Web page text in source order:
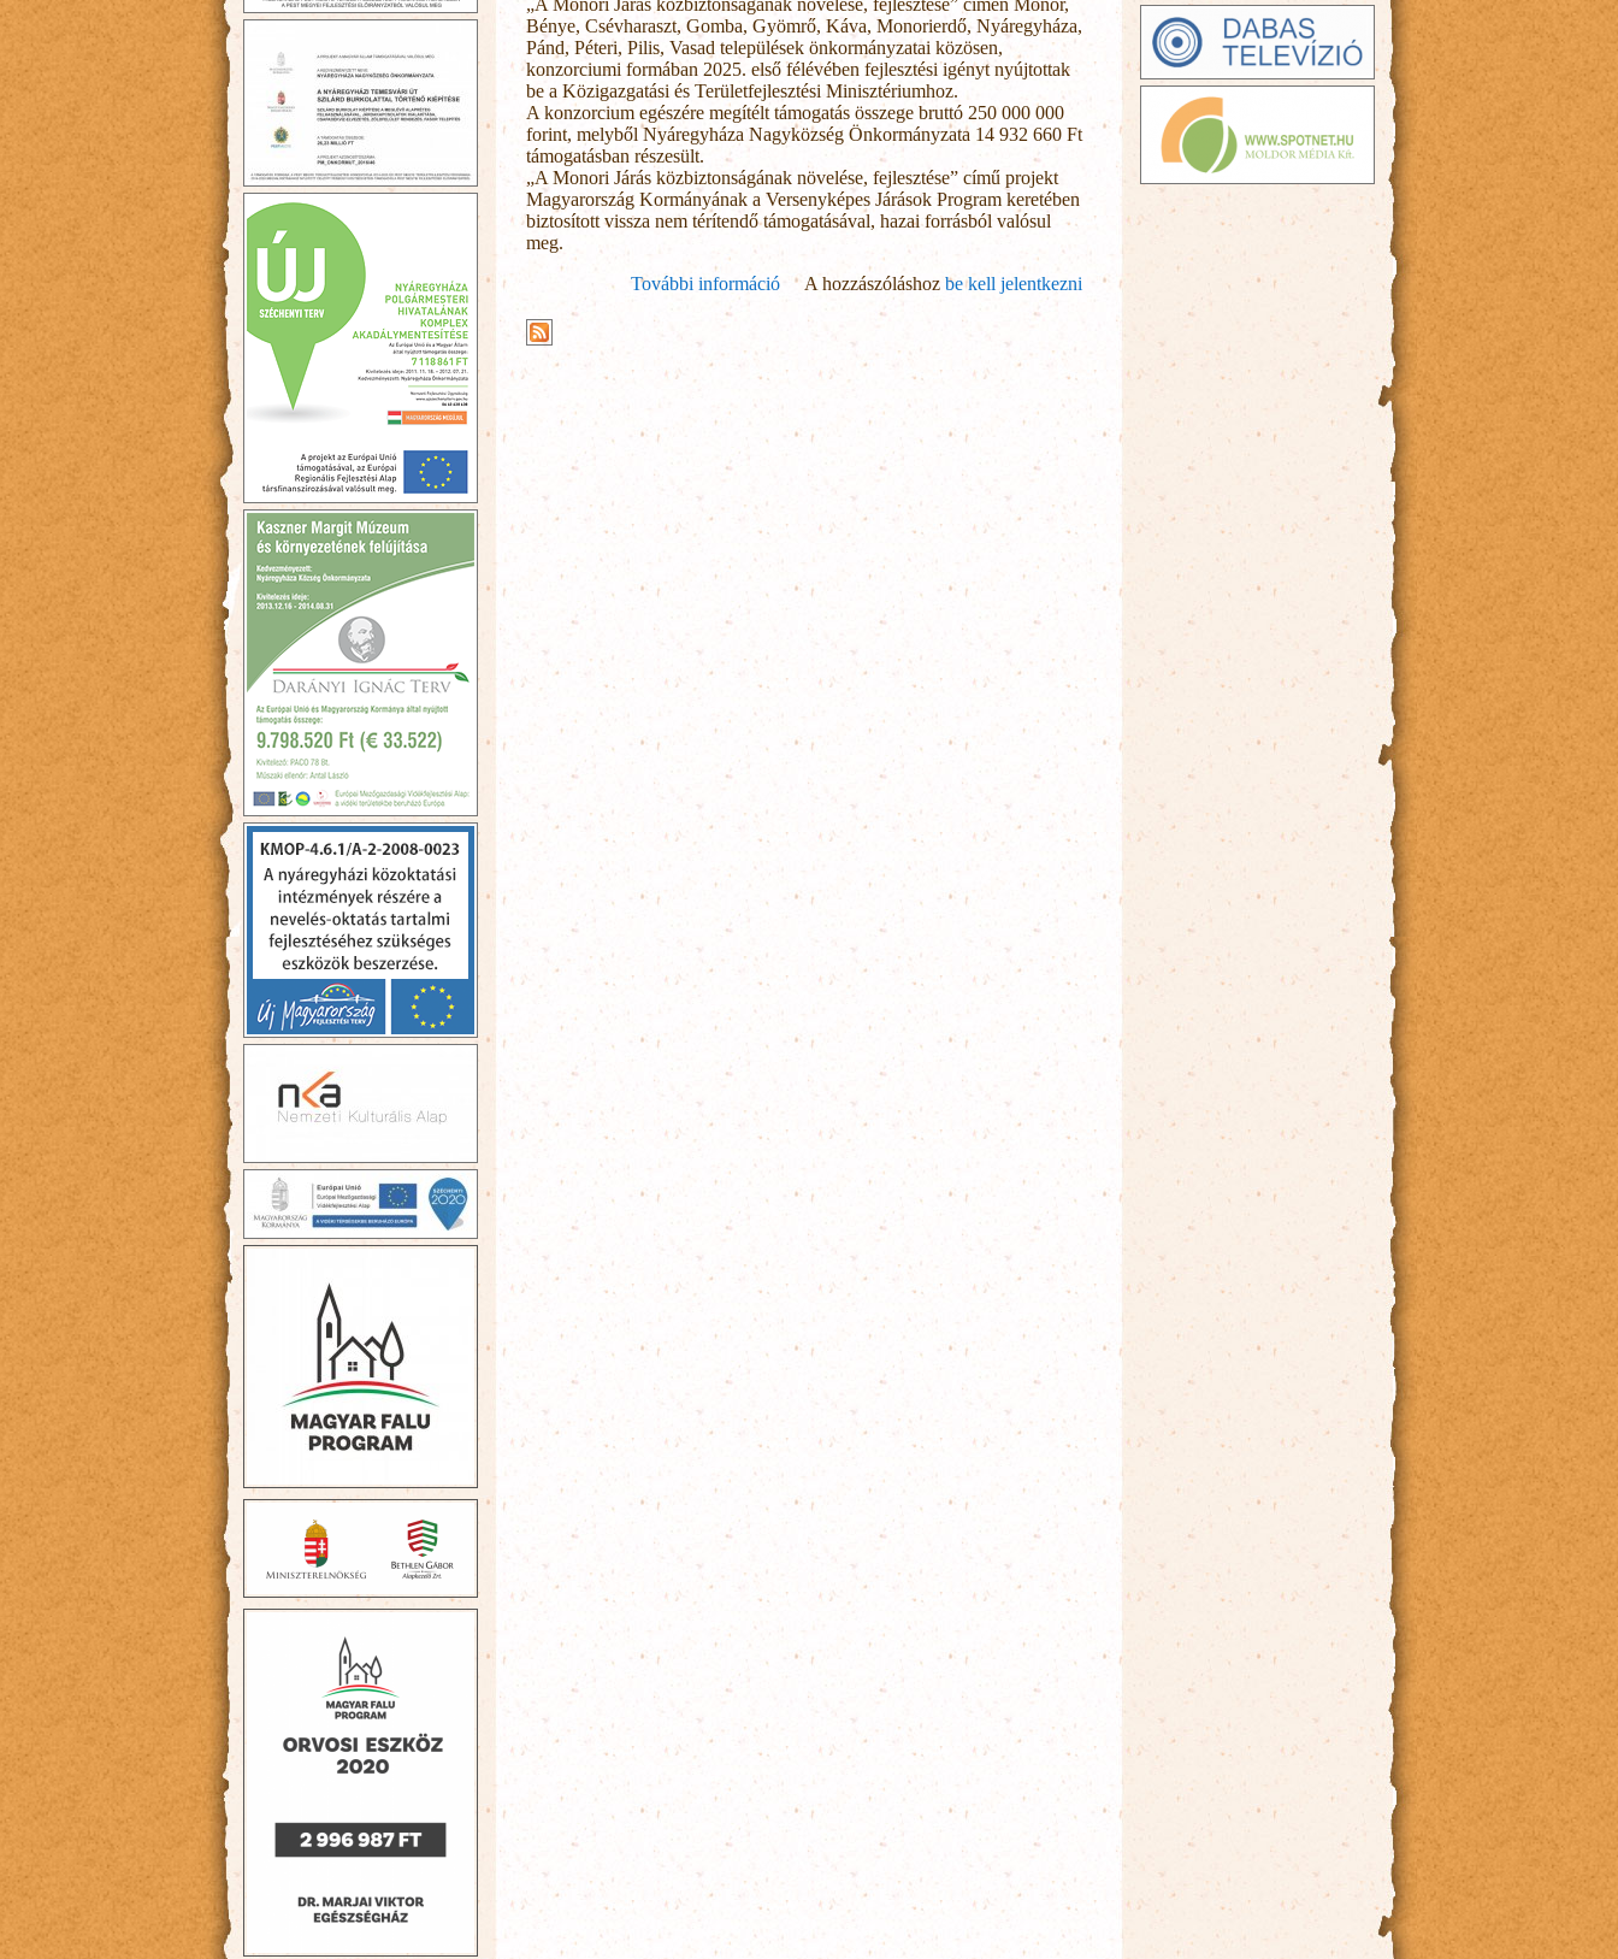
„A Monori Járás közbiztonságának növelése, fejlesztése” címen Monor,
Bénye, Csévharaszt, Gomba, Gyömrő, Káva, Monorierdő, Nyáregyháza,
Pánd, Péteri, Pilis, Vasad települések önkormányzatai közösen,
konzorciumi formában 2025. első félévében fejlesztési igényt nyújtottak
be a Közigazgatási és Területfejlesztési Minisztériumhoz.
A konzorcium egészére megítélt támogatás összege bruttó 250 000 000
forint, melyből Nyáregyháza Nagyközség Önkormányzata 14 932 660 Ft
támogatásban részesült.
„A Monori Járás közbiztonságának növelése, fejlesztése” című projekt
Magyarország Kormányának a Versenyképes Járások Program keretében
biztosított vissza nem térítendő támogatásával, hazai forrásból valósul
meg.
További információ
Versenyképes Járások Program I.
tartalommal kapcsolatosan
A hozzászóláshoz be kell jelentkezni